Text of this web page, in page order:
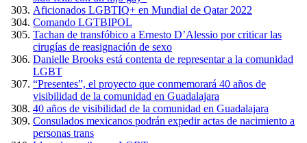
Aficionados LGBTIQ+ en Mundial de Qatar 2022
Comando LGTBIPOL
Tachan de transfóbico a Ernesto D’Alessio por criticar las
cirugías de reasignación de sexo
Danielle Brooks está contenta de representar a la comunidad
LGBT
“Presentes”, el proyecto que conmemorará 40 años de
visibilidad de la comunidad en Guadalajara
40 años de visibilidad de la comunidad en Guadalajara
Consulados mexicanos podrán expedir actas de nacimiento a
personas trans